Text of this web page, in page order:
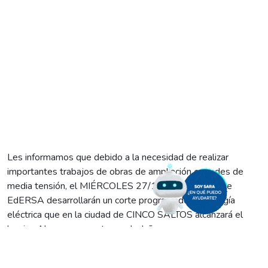
Les informamos que debido a la necesidad de realizar
importantes trabajos de obras de ampliación en redes de
media tensión, el MIÉRCOLES 27/12 los operarios de
EdERSA desarrollarán un corte programado de energía
eléctrica que en la ciudad de CINCO SALTOS alcanzará el
barrio «Almanza» y sectores aledaños.